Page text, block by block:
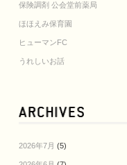
保険調剤 公会堂前薬局
ほほえみ保育園
ヒューマンFC
うれしいお話
2026年7月 (5)